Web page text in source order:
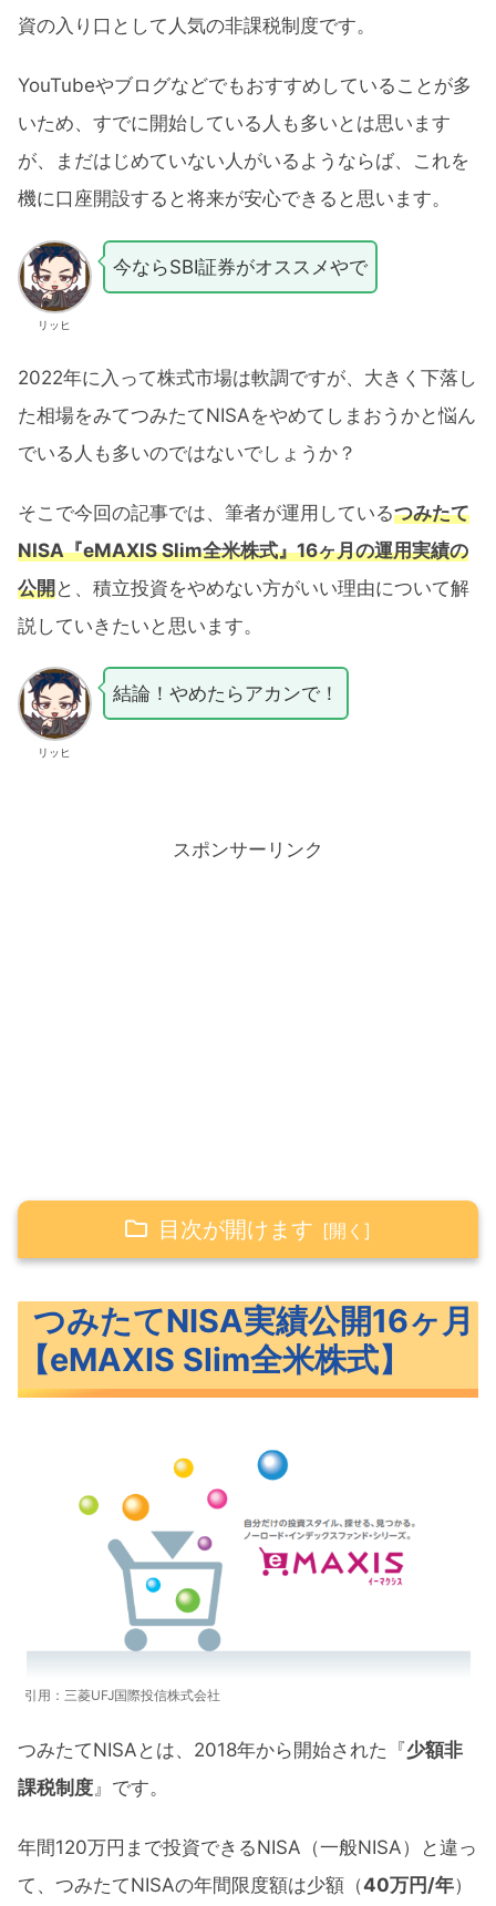
資の入り口として人気の非課税制度です。
YouTubeやブログなどでもおすすめしていることが多
いため、すでに開始している人も多いとは思います
が、まだはじめていない人がいるようならば、これを
機に口座開設すると将来が安心できると思います。
リッヒ
今ならSBI証券がオススメやで
2022年に入って株式市場は軟調ですが、大きく下落し
た相場をみてつみたてNISAをやめてしまおうかと悩ん
でいる人も多いのではないでしょうか？
そこで今回の記事では、筆者が運用しているつみたて
NISA『eMAXIS Slim全米株式』16ヶ月の運用実績の
公開と、積立投資をやめない方がいい理由について解
説していきたいと思います。
リッヒ
結論！やめたらアカンで！
スポンサーリンク
目次が開けます
Slim全米株式】
eMAXIS Slim全米株式（S&P500）
つみたてNISAは途中でやめちゃダメ？
年平均7％を20年間続けたらどうなる？
S&P500過去20年のリターンは？
投資信託の運用にかかるコストは3段階
つみたてNISA人気銘柄ランキング
SBI証券がお得
Slim全米株式】まとめ
つみたてNISA実績公開16ヶ月
【eMAXIS Slim全米株式】
引用：三菱UFJ国際投信株式会社
つみたてNISAとは、2018年から開始された『少額非
課税制度 』です。
年間120万円まで投資できるNISA（一般NISA）と違っ
て、つみたてNISAの年間限度額は少額（40万円/年）